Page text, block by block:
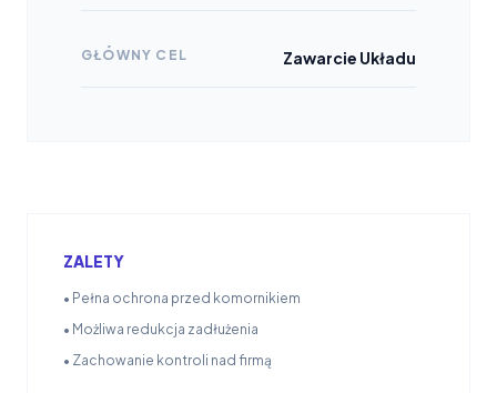
GŁÓWNY CEL Zawarcie Układu
ZALETY
• Pełna ochrona przed komornikiem
• Możliwa redukcja zadłużenia
• Zachowanie kontroli nad firmą